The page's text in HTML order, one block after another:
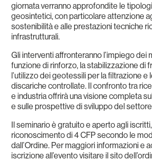
giornata verranno approfondite le
geosintetici, con particolare attenzione
sostenibilità e alle prestazioni tecniche
infrastrutturali.
Gli interventi affronteranno l’impiego dei
funzione di rinforzo, la stabilizzazione di
l’utilizzo dei geotessili per la filtrazione e
discariche controllate. Il confronto tra
e industria offrirà una visione completa
e sulle prospettive di sviluppo del
Il seminario è gratuito e aperto agli
riconoscimento di 4 CFP secondo le
dall’Ordine. Per maggiori informazioni e
iscrizione all’evento visitare il sito